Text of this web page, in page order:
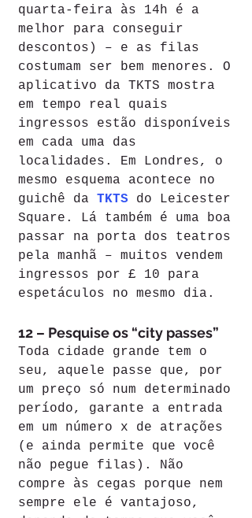
quarta-feira às 14h é a
melhor para conseguir
descontos) – e as filas
costumam ser bem menores. O
aplicativo da TKTS mostra
em tempo real quais
ingressos estão disponíveis
em cada uma das
localidades. Em Londres, o
mesmo esquema acontece no
guichê da TKTS do Leicester
Square. Lá também é uma boa
passar na porta dos teatros
pela manhã – muitos vendem
ingressos por £ 10 para
espetáculos no mesmo dia.
12 – Pesquise os “city passes”
Toda cidade grande tem o
seu, aquele passe que, por
um preço só num determinado
período, garante a entrada
em um número x de atrações
(e ainda permite que você
não pegue filas). Não
compre às cegas porque nem
sempre ele é vantajoso,